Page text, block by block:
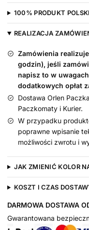
z
Koroną
Nadruk
Złoty
śliniak
100% PRODUKT
REALIZACJA
Zamówienia
godzin), jeśli
napisz to w
dodatkowych opłat
Dostawa Orlen
Paczkomaty i Kurier.
W przypadku
poprawne wpisanie
możliwości zwrotu i
JAK ZMIENIĆ KOLOR
KOSZT I CZAS
DARMOWA DOSTAWA
Gwarantowana